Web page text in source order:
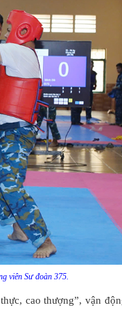
viên Sư đoàn 375.
cao thượng”, vận